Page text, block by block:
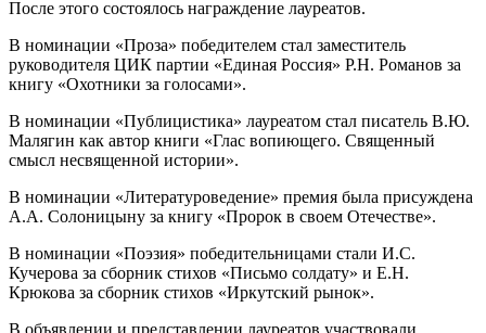
После этого состоялось награждение лауреатов.
В номинации «Проза» победителем стал заместитель
руководителя ЦИК партии «Единая Россия» Р.Н. Романов за
книгу «Охотники за голосами».
В номинации «Публицистика» лауреатом стал писатель В.Ю.
Малягин как автор книги «Глас вопиющего. Священный
смысл несвященной истории».
В номинации «Литературоведение» премия была присуждена
А.А. Солоницыну за книгу «Пророк в своем Отечестве».
В номинации «Поэзия» победительницами стали И.С.
Кучерова за сборник стихов «Письмо солдату» и Е.Н.
Крюкова за сборник стихов «Иркутский рынок».